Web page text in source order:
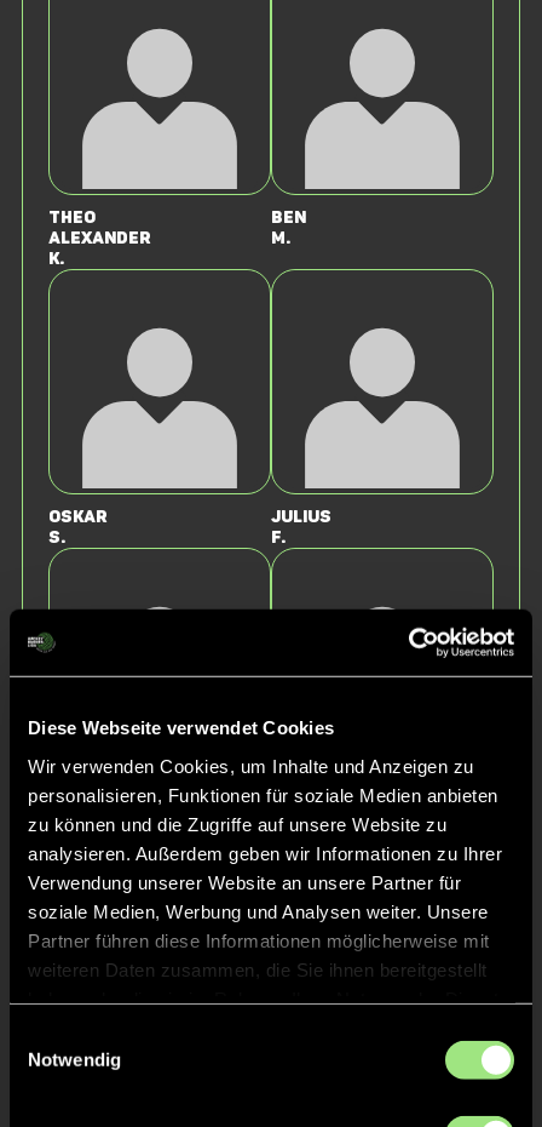
Diese Webseite verwendet Cookies
Wir verwenden Cookies, um Inhalte und Anzeigen zu
personalisieren, Funktionen für soziale Medien anbieten
zu können und die Zugriffe auf unsere Website zu
analysieren. Außerdem geben wir Informationen zu Ihrer
Verwendung unserer Website an unsere Partner für
soziale Medien, Werbung und Analysen weiter. Unsere
Partner führen diese Informationen möglicherweise mit
weiteren Daten zusammen, die Sie ihnen bereitgestellt
Notwendig
Theo
Alexander
K.
Ben
M.
Oskar
S.
Julius
F.
Daniel
S.
Oskar
M.